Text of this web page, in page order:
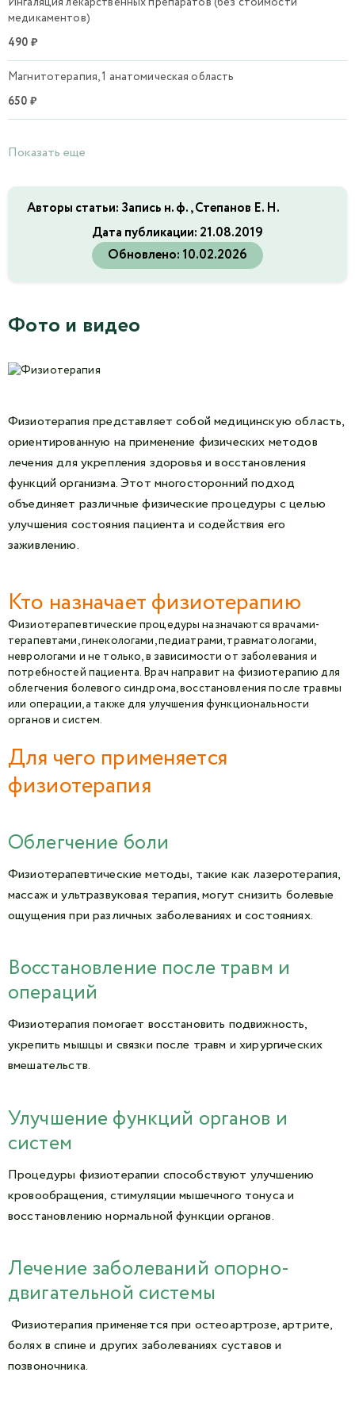
медикаментов)
490 ₽
Магнитотерапия, 1 анатомическая область
650 ₽
Показать еще
Авторы статьи: Запись н. ф., Степанов Е. Н.
Дата публикации: 21.08.2019
Обновлено:10.02.2026
Фото и видео
Физиотерапия представляет собой медицинскую область,
ориентированную на применение физических методов
лечения для укрепления здоровья и восстановления
функций организма. Этот многосторонний подход
объединяет различные физические процедуры с целью
улучшения состояния пациента и содействия его
заживлению.
Кто назначает физиотерапию
Физиотерапевтические процедуры назначаются врачами-
терапевтами, гинекологами, педиатрами, травматологами,
неврологами и не только, в зависимости от заболевания и
потребностей пациента. Врач направит на физиотерапию для
облегчения болевого синдрома, восстановления после травмы
или операции, а также для улучшения функциональности
органов и систем.
Для чего применяется
физиотерапия
Облегчение боли
Физиотерапевтические методы, такие как лазеротерапия,
массаж и ультразвуковая терапия, могут снизить болевые
ощущения при различных заболеваниях и состояниях.
Восстановление после травм и
операций
Физиотерапия помогает восстановить подвижность,
укрепить мышцы и связки после травм и хирургических
вмешательств.
Улучшение функций органов и
систем
Процедуры физиотерапии способствуют улучшению
кровообращения, стимуляции мышечного тонуса и
восстановлению нормальной функции органов.
Лечение заболеваний опорно-
двигательной системы
Физиотерапия применяется при остеоартрозе, артрите,
болях в спине и других заболеваниях суставов и
позвоночника.